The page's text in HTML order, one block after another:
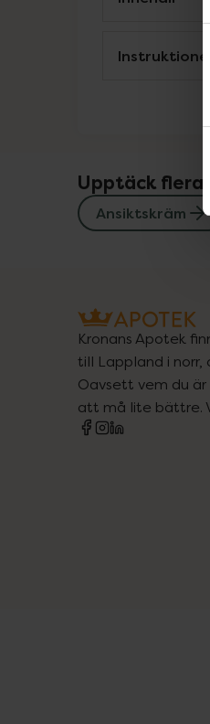
Instruktioner
Upptäck flera
Ansiktskräm
Kronans Apotek
till Lappland i norr,
Oavsett vem du
att må lite bättre.